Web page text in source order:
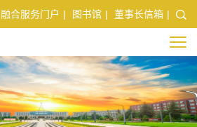
融合服务门户 | 图书馆 | 董事长信箱 |